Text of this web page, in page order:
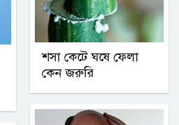
শসা কেটে ঘষে ফেলা
কেন জরুরি